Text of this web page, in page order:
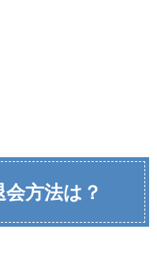
方法は？